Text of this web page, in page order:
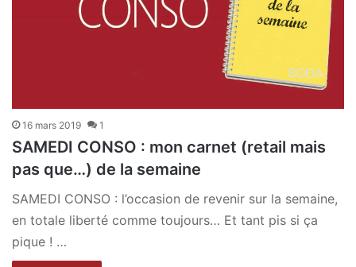
16 mars 2019 1
SAMEDI CONSO : mon carnet (retail mais
pas que…) de la semaine
SAMEDI CONSO : l’occasion de revenir sur la semaine,
en totale liberté comme toujours… Et tant pis si ça
pique ! …